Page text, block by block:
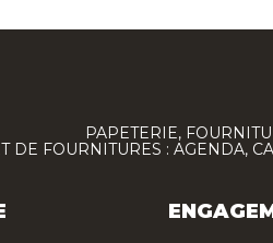
PAPETERIE,
DE FOURNITURES : AGENDA,